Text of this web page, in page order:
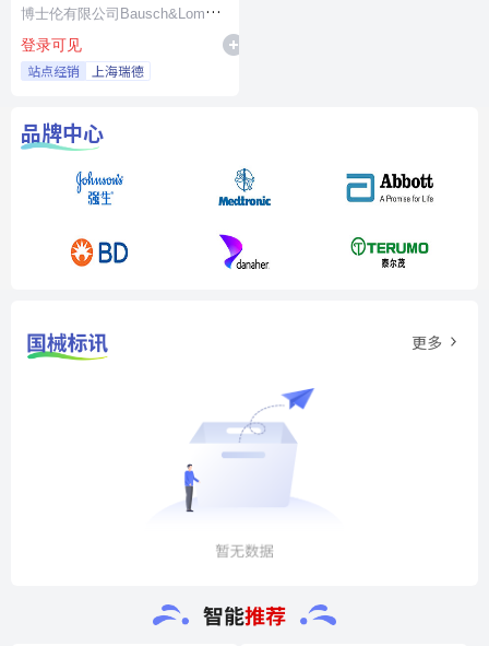
博士伦有限公司Bausch&Lomb
Incorporated
登录可见
站点经销 上海瑞德
品牌中心